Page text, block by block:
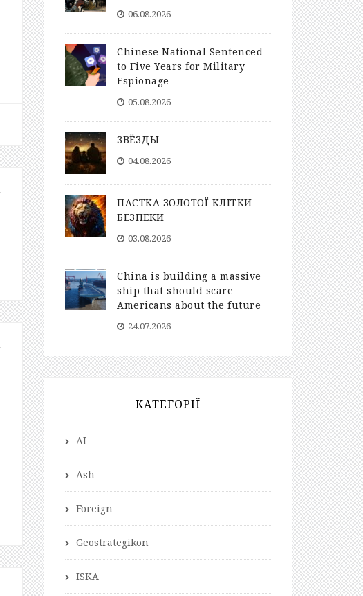
06.08.2026
Chinese National Sentenced
to Five Years for Military
Espionage
05.08.2026
ЗВЁЗДЫ
04.08.2026
ПАСТКА ЗОЛОТОЇ КЛІТКИ
БЕЗПЕКИ
03.08.2026
China is building a massive
ship that should scare
Americans about the future
24.07.2026
КАТЕГОРІЇ
AI
Ash
Foreign
Geostrategikon
ISKA